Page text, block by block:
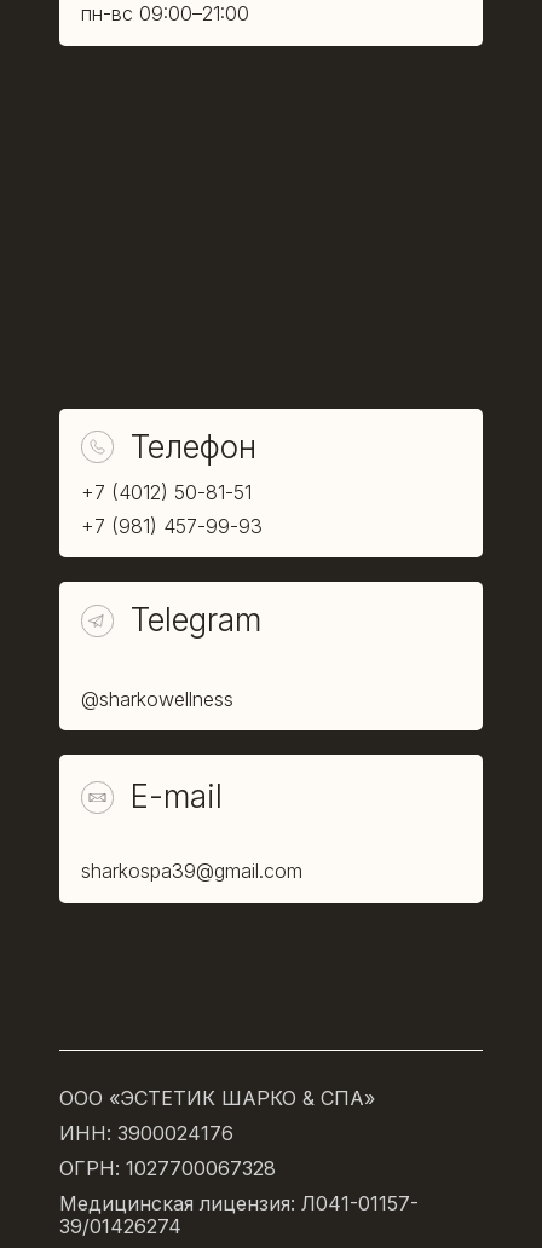
пн-вс 09:00–21:00
Телефон
Telegram
E-mail
+7 (4012) 50-81-51
+7 (981) 457-99-93
@sharkowellness
sharkospa39@gmail.com
ОГРН: 1027700067328
ИНН: 3900024176
ООО «ЭСТЕТИК ШАРКО & СПА»
Медицинская лицензия: Л041-01157-
39/01426274